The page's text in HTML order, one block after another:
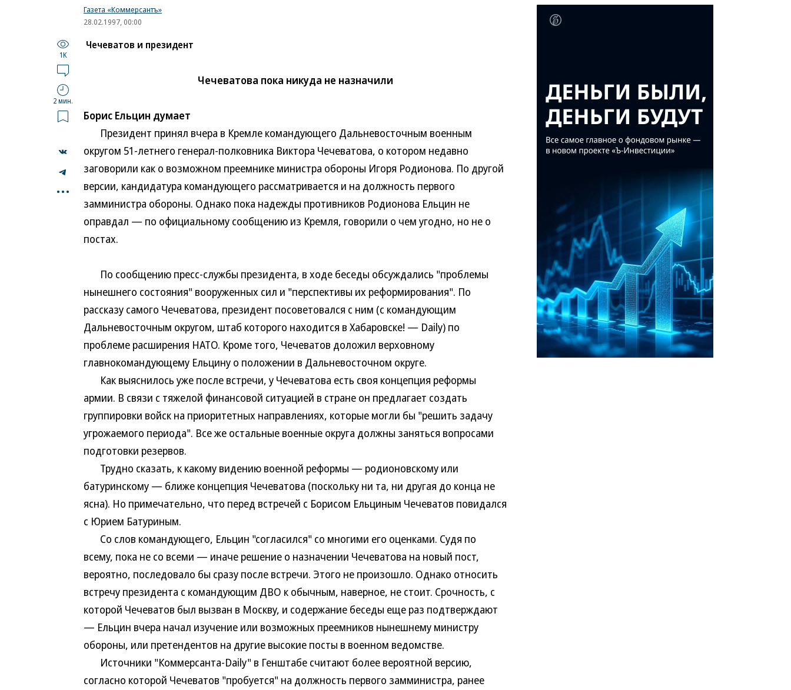
Газета «Коммерсантъ»
28.02.1997, 00:00
1K
2 мин.
...
Чечеватов и президент
Чечеватова пока никуда не назначили
Борис Ельцин думает
Президент принял вчера в Кремле командующего Дальневосточным военным
округом 51-летнего генерал-полковника Виктора Чечеватова, о котором недавно
заговорили как о возможном преемнике министра обороны Игоря Родионова. По другой
версии, кандидатура командующего рассматривается и на должность первого
замминистра обороны. Однако пока надежды противников Родионова Ельцин не
оправдал — по официальному сообщению из Кремля, говорили о чем угодно, но не о
постах.
По сообщению пресс-службы президента, в ходе беседы обсуждались "проблемы
нынешнего состояния" вооруженных сил и "перспективы их реформирования". По
рассказу самого Чечеватова, президент посоветовался с ним (с командующим
Дальневосточным округом, штаб которого находится в Хабаровске! — Daily) по
проблеме расширения НАТО. Кроме того, Чечеватов доложил верховному
главнокомандующему Ельцину о положении в Дальневосточном округе.
Как выяснилось уже после встречи, у Чечеватова есть своя концепция реформы
армии. В связи с тяжелой финансовой ситуацией в стране он предлагает создать
группировки войск на приоритетных направлениях, которые могли бы "решить задачу
угрожаемого периода". Все же остальные военные округа должны заняться вопросами
подготовки резервов.
Трудно сказать, к какому видению военной реформы — родионовскому или
батуринскому — ближе концепция Чечеватова (поскольку ни та, ни другая до конца не
ясна). Но примечательно, что перед встречей с Борисом Ельциным Чечеватов повидался
с Юрием Батуриным.
Со слов командующего, Ельцин "согласился" со многими его оценками. Судя по
всему, пока не со всеми — иначе решение о назначении Чечеватова на новый пост,
вероятно, последовало бы сразу после встречи. Этого не произошло. Однако относить
встречу президента с командующим ДВО к обычным, наверное, не стоит. Срочность, с
которой Чечеватов был вызван в Москву, и содержание беседы еще раз подтверждают
— Ельцин вчера начал изучение или возможных преемников нынешнему министру
обороны, или претендентов на другие высокие посты в военном ведомстве.
Источники "Коммерсанта-Daily" в Генштабе считают более вероятной версию,
согласно которой Чечеватов "пробуется" на должность первого замминистра, ранее